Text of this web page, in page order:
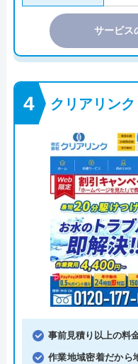
サービス
クリアリンク
事前見積り以上の料
作業地域密着だから